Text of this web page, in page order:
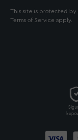
This site is protected by
Terms of Service apply.